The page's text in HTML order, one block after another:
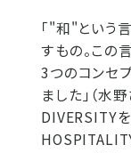
「"和"という
すもの。この
3つのコンセ
ました」（水
DIVERSITYを